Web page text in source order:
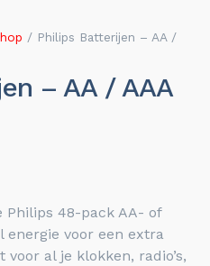
/ Philips Batterijen – AA /
– AA / AAA
prijs was:
Philips 48-pack AA- of
energie voor een extra
al je klokken, radio’s,